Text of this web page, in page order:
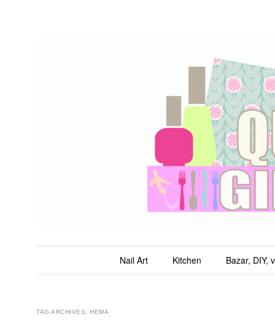
QuicheGirl
Nail Art Kitchen Bazar, DIY,
TAG ARCHIVES: HEMA